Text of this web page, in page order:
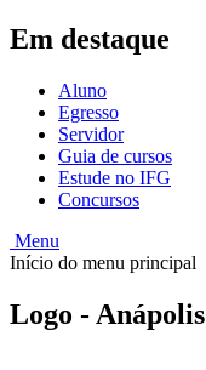
Em destaque
Aluno
Egresso
Servidor
Guia de cursos
Estude no IFG
Concursos
Menu
Início do menu principal
Logo - Anápolis